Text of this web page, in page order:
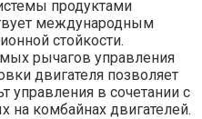
продуктами
международным
стойкости.
рычагов управления
двигателя позволяет
управления в сочетании с
комбайнах двигателей.